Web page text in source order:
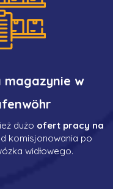
magazynie w
dużo ofert pracy na
komisjonowania po
widłowego.